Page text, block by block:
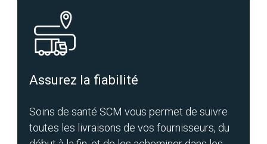
Assurez la fiabilité
Soins de santé SCM vous permet de suivre
toutes les livraisons de vos fournisseurs, du